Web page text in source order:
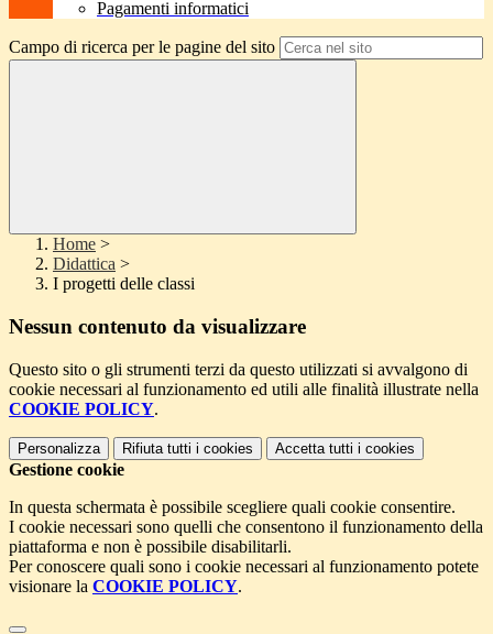
Pagamenti informatici
Campo di ricerca per le pagine del sito
Home >
Didattica >
I progetti delle classi
Nessun contenuto da visualizzare
Questo sito o gli strumenti terzi da questo utilizzati si avvalgono di
cookie necessari al funzionamento ed utili alle finalità illustrate nella
COOKIE POLICY.
Personalizza Rifiuta tutti i cookies Accetta tutti i cookies
Gestione cookie
In questa schermata è possibile scegliere quali cookie consentire.
I cookie necessari sono quelli che consentono il funzionamento della
piattaforma e non è possibile disabilitarli.
Per conoscere quali sono i cookie necessari al funzionamento potete
visionare la COOKIE POLICY.